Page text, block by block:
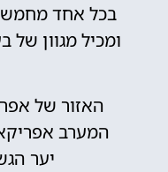
בכל אחד מחמשת
ומכיל מגוון
האזור של
המערב
יער